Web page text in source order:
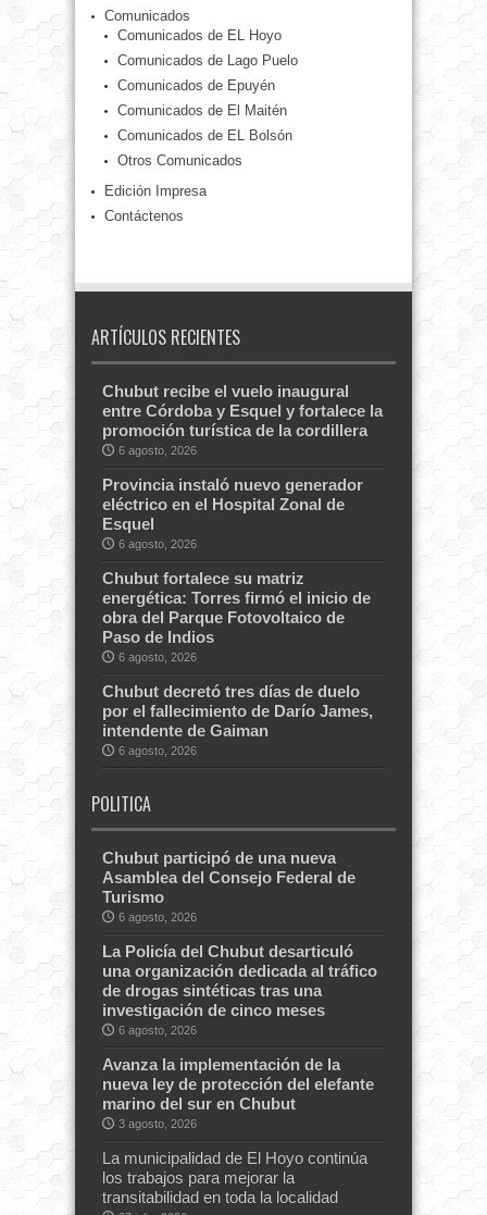
Comunicados
Comunicados de EL Hoyo
Comunicados de Lago Puelo
Comunicados de Epuyén
Comunicados de El Maitén
Comunicados de EL Bolsón
Otros Comunicados
Edición Impresa
Contáctenos
ARTÍCULOS RECIENTES
Chubut recibe el vuelo inaugural
entre Córdoba y Esquel y fortalece la
promoción turística de la cordillera
6 agosto, 2026
Provincia instaló nuevo generador
eléctrico en el Hospital Zonal de
Esquel
6 agosto, 2026
Chubut fortalece su matriz
energética: Torres firmó el inicio de
obra del Parque Fotovoltaico de
Paso de Indios
6 agosto, 2026
Chubut decretó tres días de duelo
por el fallecimiento de Darío James,
intendente de Gaiman
6 agosto, 2026
POLITICA
Chubut participó de una nueva
Asamblea del Consejo Federal de
Turismo
6 agosto, 2026
La Policía del Chubut desarticuló
una organización dedicada al tráfico
de drogas sintéticas tras una
investigación de cinco meses
6 agosto, 2026
Avanza la implementación de la
nueva ley de protección del elefante
marino del sur en Chubut
3 agosto, 2026
La municipalidad de El Hoyo continúa
los trabajos para mejorar la
transitabilidad en toda la localidad